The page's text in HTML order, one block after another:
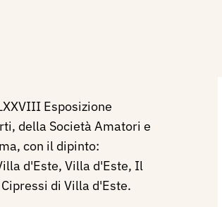
Esposizione
della Società Amatori e
con il dipinto:
d'Este, Villa d'Este, Il
di Villa d'Este.